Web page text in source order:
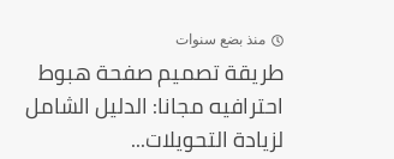
منذ بضع سنوات
طريقة تصميم صفحة هبوط
احترافيه مجانا: الدليل الشامل
لزيادة التحويلات...